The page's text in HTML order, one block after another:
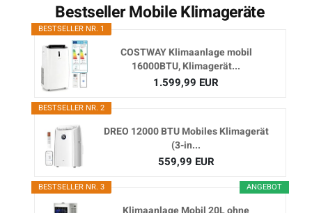
Bestseller Mobile Klimageräte
BESTSELLER NR. 1
COSTWAY Klimaanlage mobil
16000BTU, Klimagerät...
1.599,99 EUR
BESTSELLER NR. 2
DREO 12000 BTU Mobiles Klimagerät
(3-in...
559,99 EUR
ANGEBOT
BESTSELLER NR. 3